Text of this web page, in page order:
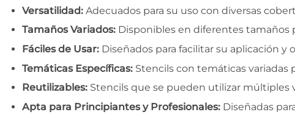
Versatilidad:Adecuados para su uso con diversas
Tamaños Variados:Disponibles en diferentes tamaños
Fáciles de Usar:Diseñados para facilitar su aplicación y
Temáticas Específicas:Stencils con temáticas variadas
Reutilizables:Stencils que se pueden utilizar múltiples
Apta para Principiantes y Profesionales:Diseñadas